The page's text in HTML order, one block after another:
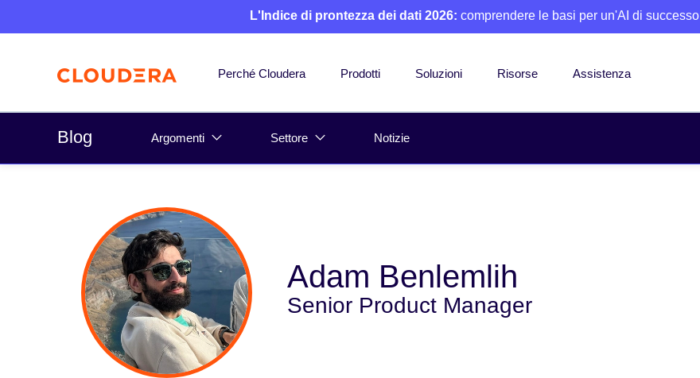
L'Indice di prontezza dei dati 2026: comprendere le basi per un'AI di successo
Perché Cloudera Prodotti Soluzioni Risorse Assistenza
Blog Argomenti Settore Notizie
Adam Benlemlih
Senior Product Manager